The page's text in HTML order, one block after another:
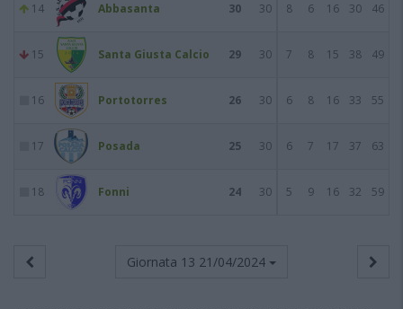
14 Abbasanta 30 30 8 6 16 30 46
15 Santa Giusta Calcio 29 30 7 8 15 38 49
16 Portotorres 26 30 6 8 16 33 55
17 Posada 25 30 6 7 17 37 63
18 Fonni 24 30 5 9 16 32 59
Giornata 13 21/04/2024